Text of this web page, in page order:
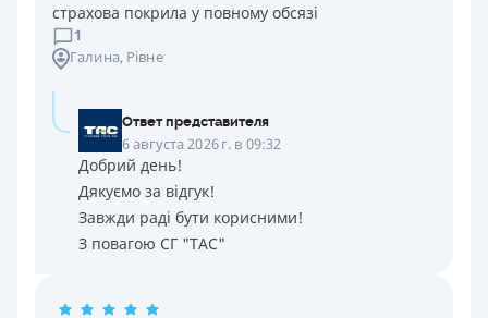
страхова покрила у повному обсязі
1
Галина, Рівне
Ответ представителя
6 августа 2026 г. в 09:32
Добрий день!
Дякуємо за відгук!
Завжди раді бути корисними!
З повагою СГ "ТАС"